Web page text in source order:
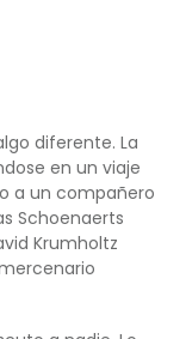
diferente. La
en un viaje
a un compañero
Schoenaerts
Krumholtz